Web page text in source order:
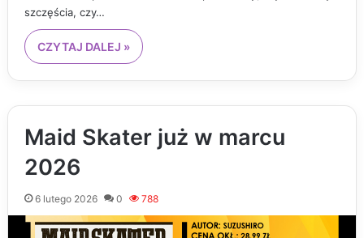
szczęścia, czy…
CZYTAJ DALEJ »
Maid Skater już w marcu
2026
6 lutego 2026 0 788